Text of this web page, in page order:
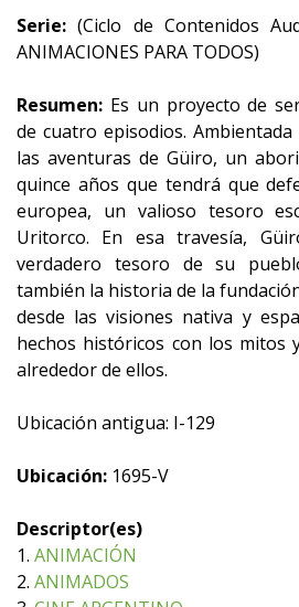
Serie: (Ciclo de Contenidos
ANIMACIONES PARA TODOS)
Resumen: Es un proyecto de
de cuatro episodios.
las aventuras de Güiro, un
quince años que tendrá que
europea, un valioso tesoro
Uritorco. En esa travesía,
verdadero tesoro de su
también la historia de la
desde las visiones nativa y
hechos históricos con los mitos
alrededor de ellos.
Ubicación antigua: I-129
Ubicación: 1695-V
Descriptor(es)
1. ANIMACIÓN
2. ANIMADOS